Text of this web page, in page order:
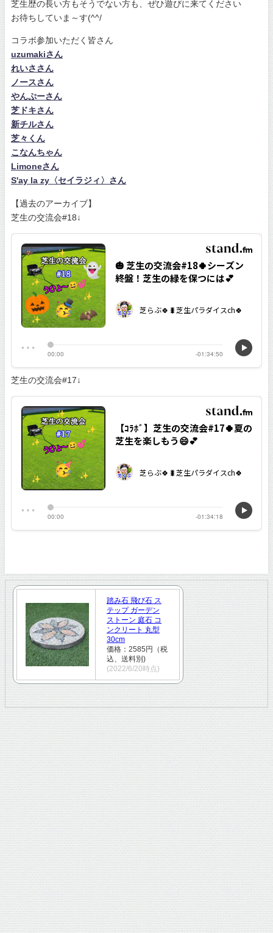
芝生歴の長い方もそうでない方も、ぜひ遊びに来てください
お待ちしていま～す(^^/
コラボ参加いただく皆さん
uzumakiさん
れいささん
ノースさん
やんぷーさん
芝ドキさん
新チルさん
芝々くん
こなんちゃん
Limoneさん
S'ay la zy〈セイラジィ〉さん
【過去のアーカイブ】
芝生の交流会#18↓
芝生の交流会#17↓
踏み石 飛び石 ス
テップ ガーデン
ストーン 庭石 コ
ンクリート 丸型
30cm
価格：2585円（税
込、送料別)
(2022/6/20時点)